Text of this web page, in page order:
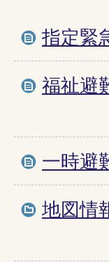
指定緊
福祉避
一時避
地図情